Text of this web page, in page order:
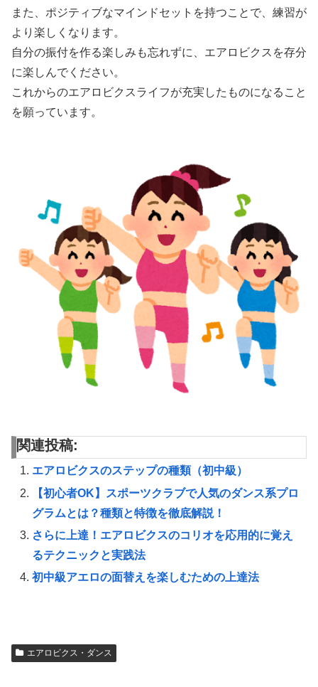
また、ポジティブなマインドセットを持つことで、練習が
より楽しくなります。
自分の振付を作る楽しみも忘れずに、エアロビクスを存分
に楽しんでください。
これからのエアロビクスライフが充実したものになること
を願っています。
関連投稿:
エアロビクスのステップの種類（初中級）
【初心者OK】スポーツクラブで人気のダンス系プロ
グラムとは？種類と特徴を徹底解説！
さらに上達！エアロビクスのコリオを応用的に覚え
るテクニックと実践法
初中級アエロの面替えを楽しむための上達法
エアロビクス・ダンス